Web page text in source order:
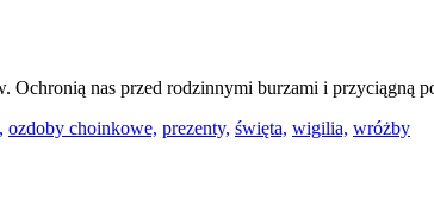
nas przed rodzinnymi burzami i przyciągną
ozdoby choinkowe, prezenty, święta, wigilia, wróżby